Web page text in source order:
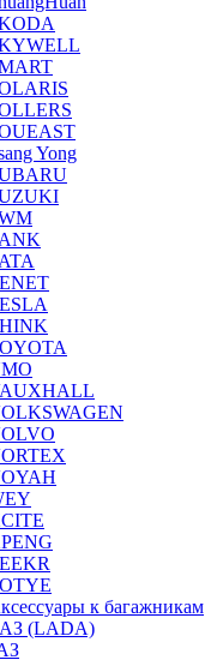
Yong
к багажникам
(LADA)